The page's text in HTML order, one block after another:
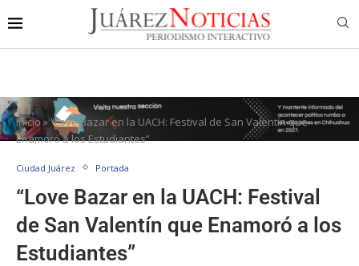
Inicio»“Love Bazar en la UACH: Festival de San Valentín que
Enamoró a los Estudiantes”
Ciudad Juárez Portada
“Love Bazar en la UACH: Festival
de San Valentín que Enamoró a los
Estudiantes”